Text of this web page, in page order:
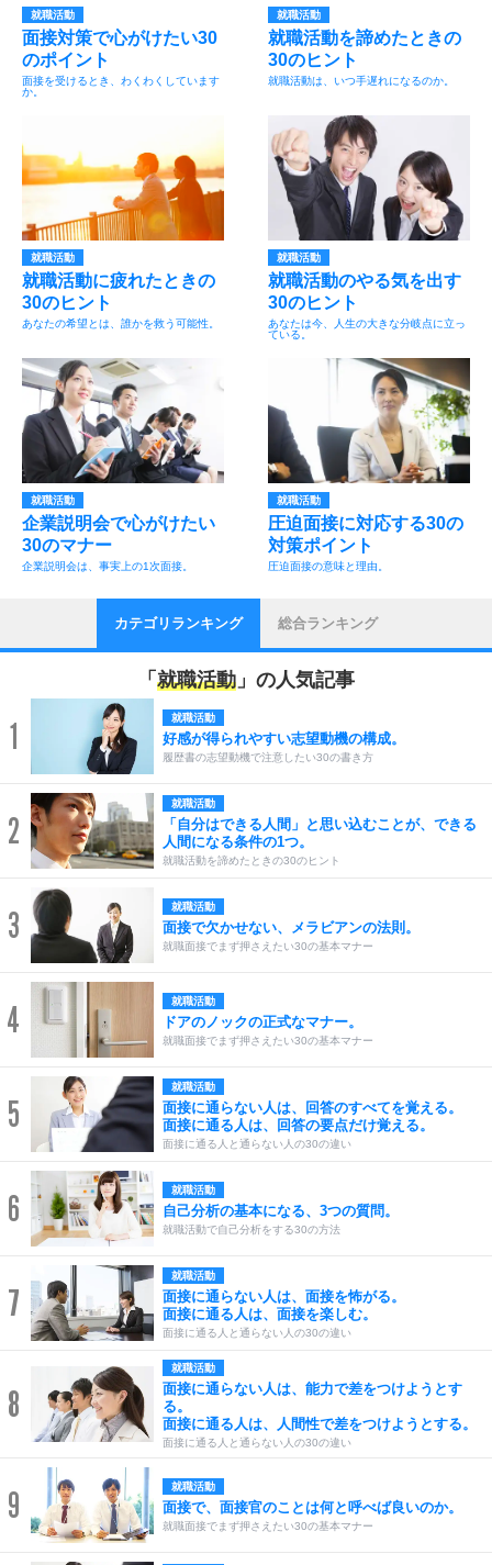
就職活動
面接対策で心がけたい30
のポイント
面接を受けるとき、わくわくしています
か。
就職活動
就職活動を諦めたときの
30のヒント
就職活動は、いつ手遅れになるのか。
就職活動
就職活動に疲れたときの
30のヒント
あなたの希望とは、誰かを救う可能性。
就職活動
就職活動のやる気を出す
30のヒント
あなたは今、人生の大きな分岐点に立っ
ている。
就職活動
企業説明会で心がけたい
30のマナー
企業説明会は、事実上の1次面接。
就職活動
圧迫面接に対応する30の
対策ポイント
圧迫面接の意味と理由。
カテゴリランキング 総合ランキング
「 就職活動 」の人気記事
1 就職活動
好感が得られやすい志望動機の構成。
履歴書の志望動機で注意したい30の書き方
2
就職活動
「自分はできる人間」と思い込むことが、できる
人間になる条件の1つ。
就職活動を諦めたときの30のヒント
3 就職活動
面接で欠かせない、メラビアンの法則。
就職面接でまず押さえたい30の基本マナー
4 就職活動
ドアのノックの正式なマナー。
就職面接でまず押さえたい30の基本マナー
5
就職活動
面接に通らない人は、回答のすべてを覚える。
面接に通る人は、回答の要点だけ覚える。
面接に通る人と通らない人の30の違い
6 就職活動
自己分析の基本になる、3つの質問。
就職活動で自己分析をする30の方法
7
就職活動
面接に通らない人は、面接を怖がる。
面接に通る人は、面接を楽しむ。
面接に通る人と通らない人の30の違い
8
就職活動
面接に通らない人は、能力で差をつけようとす
る。
面接に通る人は、人間性で差をつけようとする。
面接に通る人と通らない人の30の違い
9 就職活動
面接で、面接官のことは何と呼べば良いのか。
就職面接でまず押さえたい30の基本マナー